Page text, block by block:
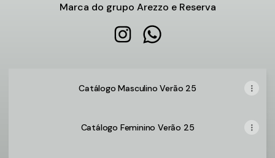
Marca do grupo Arezzo e Reserva
Catálogo Masculino Verão 25
Catálogo Feminino Verão 25